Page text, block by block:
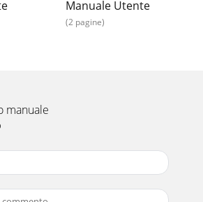
Manuale Utente
(2 pagine)
manuale